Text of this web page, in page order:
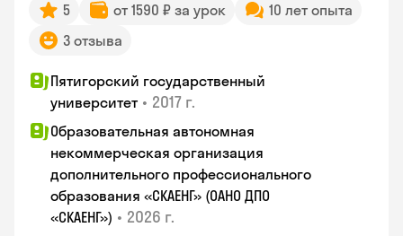
5 от 1590 ₽ за урок
10 лет опыта
3 отзыва
Пятигорский государственный
университет • 2017 г.
Образовательная автономная
некоммерческая организация
дополнительного профессионального
образования «СКАЕНГ» (ОАНО ДПО
«СКАЕНГ») • 2026 г.